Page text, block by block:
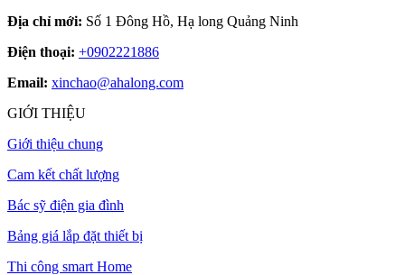
Địa chỉ mới: Số 1 Đông Hồ, Hạ long Quảng Ninh
Điện thoại: +0902221886
Email: xinchao@ahalong.com
GIỚI THIỆU
Giới thiệu chung
Cam kết chất lượng
Bác sỹ điện gia đình
Bảng giá lắp đặt thiết bị
Thi công smart Home